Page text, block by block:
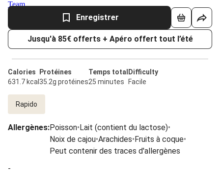
Enregistrer
Jusqu'à 85€ offerts + Apéro offert tout l’été
Calories
631.7 kcal
Protéines
35.2g protéines
Temps total
25 minutes
Difficulty
Facile
Rapido
Allergènes:Poisson•Lait (contient du lactose)•
Noix de cajou•Arachides•Fruits à coque•
Peut contenir des traces d'allergènes
-